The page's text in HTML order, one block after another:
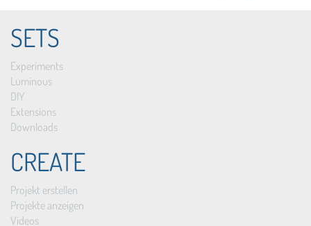
SETS
Experiments
Luminous
DIY
Extensions
Downloads
CREATE
Projekt erstellen
Projekte anzeigen
Videos